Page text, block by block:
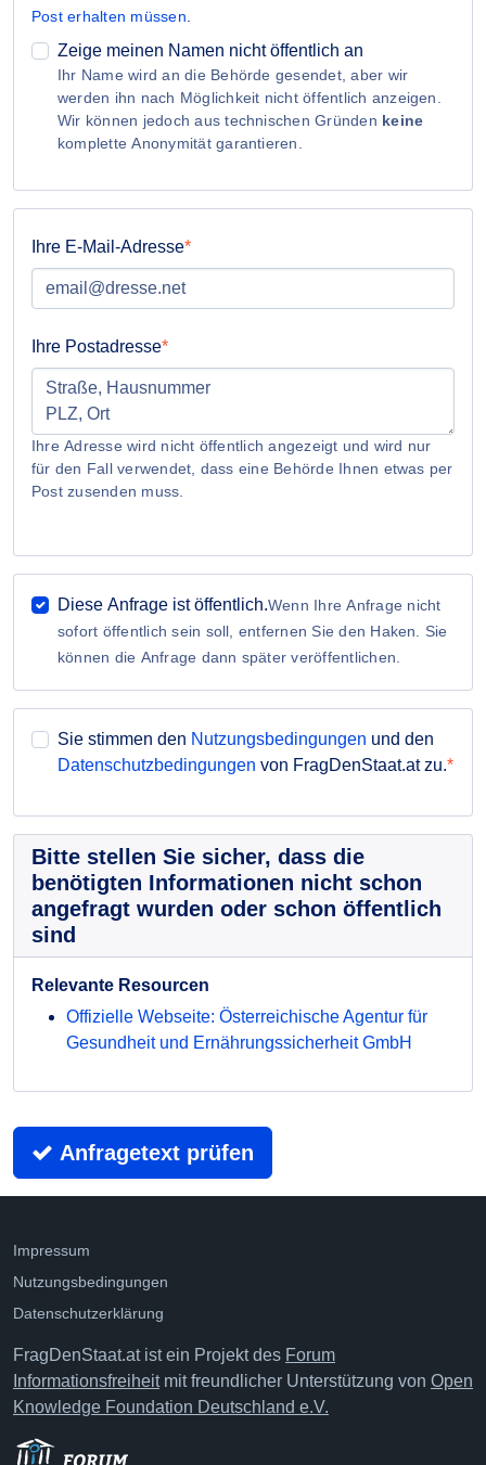
Post erhalten müssen
Zeige meinen Namen nicht öffentlich an
Ihr Name wird an die Behörde gesendet, aber wir
werden ihn nach Möglichkeit nicht öffentlich anzeigen.
Wir können jedoch aus technischen Gründen keine
komplette Anonymität garantieren.
Ihre E-Mail-Adresse
Ihre Postadresse
Ihre Adresse wird nicht öffentlich angezeigt und wird nur
für den Fall verwendet, dass eine Behörde Ihnen etwas per
Post zusenden muss.
Diese Anfrage ist öffentlich.Wenn Ihre Anfrage nicht
sofort öffentlich sein soll, entfernen Sie den Haken. Sie
können die Anfrage dann später veröffentlichen.
Sie stimmen den Nutzungsbedingungen und den
Datenschutzbedingungen von FragDenStaat.at zu.
Bitte stellen Sie sicher, dass die
benötigten Informationen nicht schon
angefragt wurden oder schon öffentlich
sind
Relevante Resourcen
Offizielle Webseite: Österreichische Agentur für
Gesundheit und Ernährungssicherheit GmbH
Anfragetext prüfen
Impressum
Nutzungsbedingungen
Datenschutzerklärung
FragDenStaat.at ist ein Projekt des Forum
Informationsfreiheitmit freundlicher Unterstützung von Open
Knowledge Foundation Deutschland e.V.